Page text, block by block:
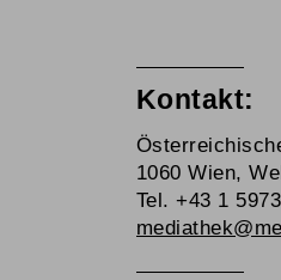
Kontakt:
1060 Wien,
Tel. +43 1